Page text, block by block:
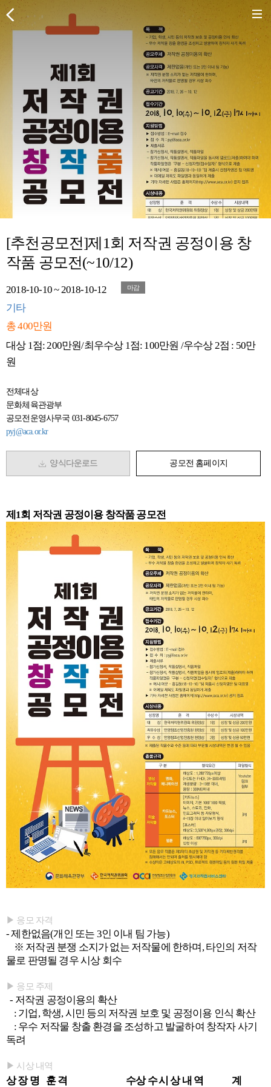
[추천공모전]제1회 저작권 공정이용 창
작품 공모전(~10/12)
2018-10-10 ~ 2018-10-12 마감
기타
총 400만원
대상 1점: 200만원/최우수상 1점: 100만원 /우수상 2점 : 50만
원
전체대상
문화체육관광부
공모전운영사무국 031-8045-6757
pyj@aca.or.kr
양식다운로드 공모전 홈페이지
제1회 저작권 공정이용 창작품 공모전
▶ 응모 자격
- 제한없음(개인 또는 3인 이내 팀 가능)
※ 저작권 분쟁 소지가 없는 저작물에 한하며, 타인의 저작
물로 판명될 경우 시상 회수
▶ 응모 주제
- 저작권 공정이용의 확산
: 기업, 학생, 시민 등의 저작권 보호 및 공정이용 인식 확산
: 우수 저작물 창출 환경을 조성하고 발굴하여 창작자 사기
독려
▶ 시상 내역
상 장 명 훈 격 수상 수시 상 내 역 계